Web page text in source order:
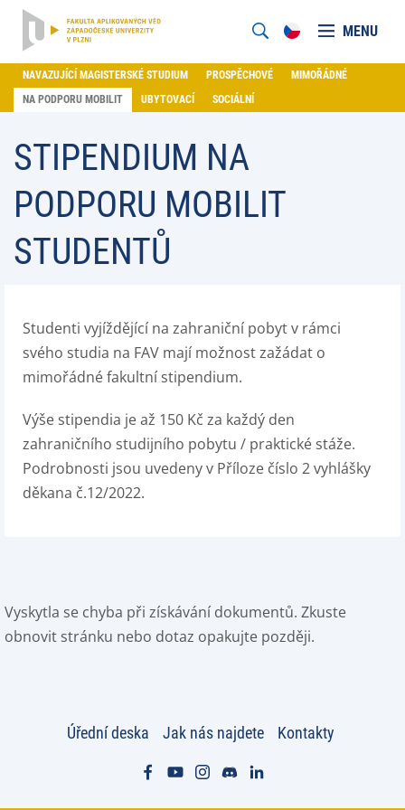
MENU
NAVAZUJÍCÍ MAGISTERSKÉ STUDIUM PROSPĚCHOVÉ
MIMOŘÁDNÉ
NA PODPORU MOBILIT
UBYTOVACÍ SOCIÁLNÍ
STIPENDIUM NA
PODPORU MOBILIT
STUDENTŮ
Studenti vyjíždějící na zahraniční pobyt v rámci
svého studia na FAV mají možnost zažádat o
mimořádné fakultní stipendium.
Výše stipendia je až 150 Kč za každý den
zahraničního studijního pobytu / praktické stáže.
Podrobnosti jsou uvedeny v Příloze číslo 2 vyhlášky
děkana č.12/2022.
Vyskytla se chyba při získávání dokumentů. Zkuste
obnovit stránku nebo dotaz opakujte později.
Úřední deska Jak nás najdete Kontakty